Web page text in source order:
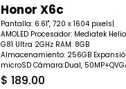
Honor X6c
Pantalla: 6.61", 720 x 1604 pixels|
AMOLED Procesador: Mediatek Helio
G81 Ultra 2GHz RAM: 8GB
Almacenamiento: 256GB
microSD Cámara:Dual,
$ 189.00